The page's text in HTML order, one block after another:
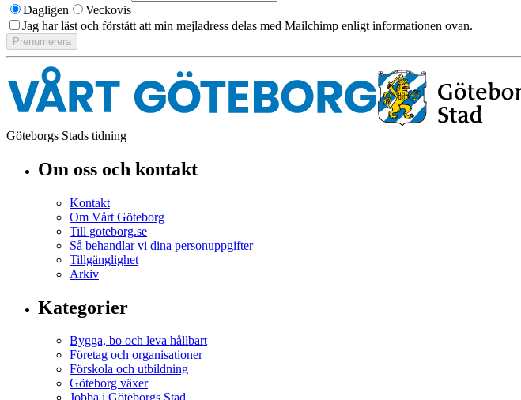
Dagligen
Veckovis
Jag har läst och förstått att min mejladress delas med Mailchimp enligt informationen ovan.
Göteborgs Stads tidning
Om oss och kontakt
Kontakt
Om Vårt Göteborg
Till goteborg.se
Så behandlar vi dina personuppgifter
Tillgänglighet
Arkiv
Kategorier
Bygga, bo och leva hållbart
Företag och organisationer
Förskola och utbildning
Göteborg växer